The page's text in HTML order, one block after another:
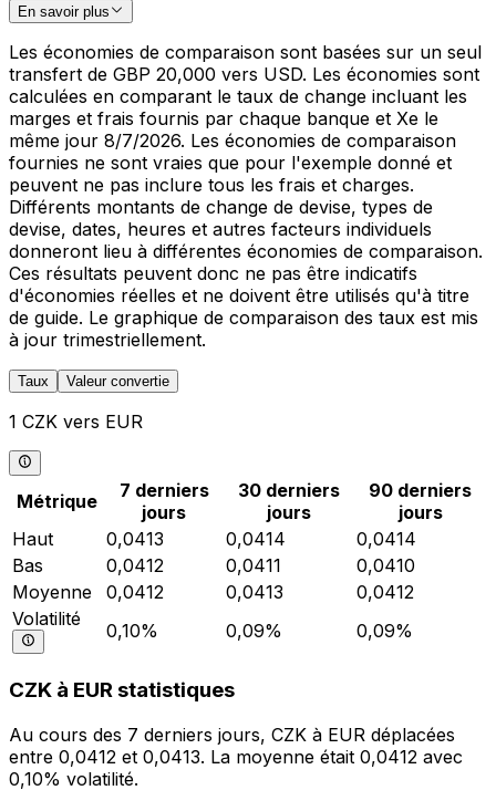
En savoir plus
Les économies de comparaison sont basées sur un seul
transfert de GBP 20,000 vers USD. Les économies sont
calculées en comparant le taux de change incluant les
marges et frais fournis par chaque banque et Xe le
même jour 8/7/2026. Les économies de comparaison
fournies ne sont vraies que pour l'exemple donné et
peuvent ne pas inclure tous les frais et charges.
Différents montants de change de devise, types de
devise, dates, heures et autres facteurs individuels
donneront lieu à différentes économies de comparaison.
Ces résultats peuvent donc ne pas être indicatifs
d'économies réelles et ne doivent être utilisés qu'à titre
de guide. Le graphique de comparaison des taux est mis
à jour trimestriellement.
Taux Valeur convertie
1 CZK vers EUR
Métrique
7 derniers
jours
30 derniers
jours
90 derniers
jours
Haut
0,0413 0,0414
0,0414
Bas
0,0412 0,0411
0,0410
Moyenne
0,0412 0,0413
0,0412
Volatilité
0,10% 0,09% 0,09%
CZK à EUR statistiques
Au cours des 7 derniers jours, CZK à EUR déplacées
entre 0,0412 et 0,0413. La moyenne était 0,0412 avec
0,10% volatilité.